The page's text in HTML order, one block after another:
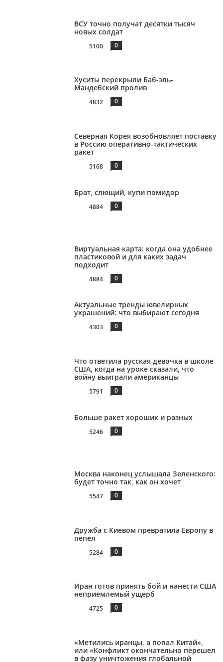
ВСУ точно получат десятки тысяч
новых солдат
5100 0
Хуситы перекрыли Баб-эль-
Мандебский пролив
4832 0
Северная Корея возобновляет поставку
в Россию оперативно-тактических
ракет
5168 0
Брат, слющий, купи помидор
4884 0
Виртуальная карта: когда она удобнее
пластиковой и для каких задач
подходит
4884 0
Актуальные тренды ювелирных
украшений: что выбирают сегодня
4303 0
Что ответила русская девочка в школе
США, когда на уроке сказали, что
войну выиграли американцы
5791 0
Больше ракет хороших и разных
5246 0
Москва наконец услышала Зеленского:
будет точно так, как он хочет
5547 0
Дружба с Киевом превратила Европу в
пепел
5284 0
Иран готов принять бой и нанести США
неприемлемый ущерб
4725 0
«Метились иранцы, а попал Китай»,
или «Конфликт окончательно перешел
в фазу уничтожения глобальной